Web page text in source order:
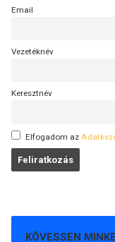
Email
Vezetéknév
Keresztnév
Elfogadom az
KÖVESSEN